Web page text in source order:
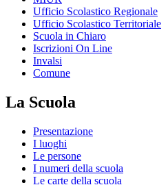
Ufficio Scolastico Regionale
Ufficio Scolastico Territoriale
Scuola in Chiaro
Iscrizioni On Line
Invalsi
Comune
La Scuola
Presentazione
I luoghi
Le persone
I numeri della scuola
Le carte della scuola